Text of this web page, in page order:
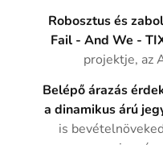
Robosztus és
Fail - And We -
projektje, az
Belépő árazás
a dinamikus árú
is